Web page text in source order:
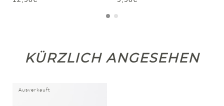
KÜRZLICH ANGESEHEN
Ausverkauft